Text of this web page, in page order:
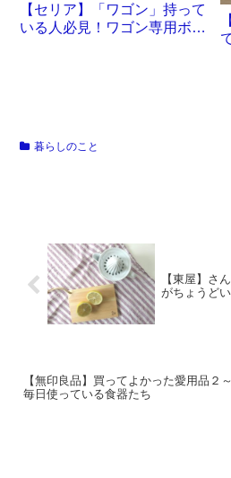
【セリア】「ワゴン」持って
いる人必見！ワゴン専用ボッ
暮らしのこと
【東屋】さ
がちょうど
【無印良品】買ってよかった愛用品２～
毎日使っている食器たち